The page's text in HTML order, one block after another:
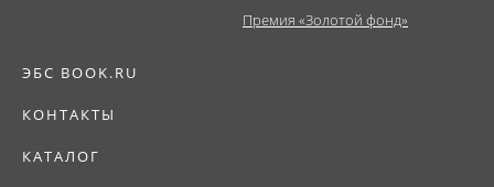
Премия «Золотой фонд»
ЭБС BOOK.RU
КОНТАКТЫ
КАТАЛОГ